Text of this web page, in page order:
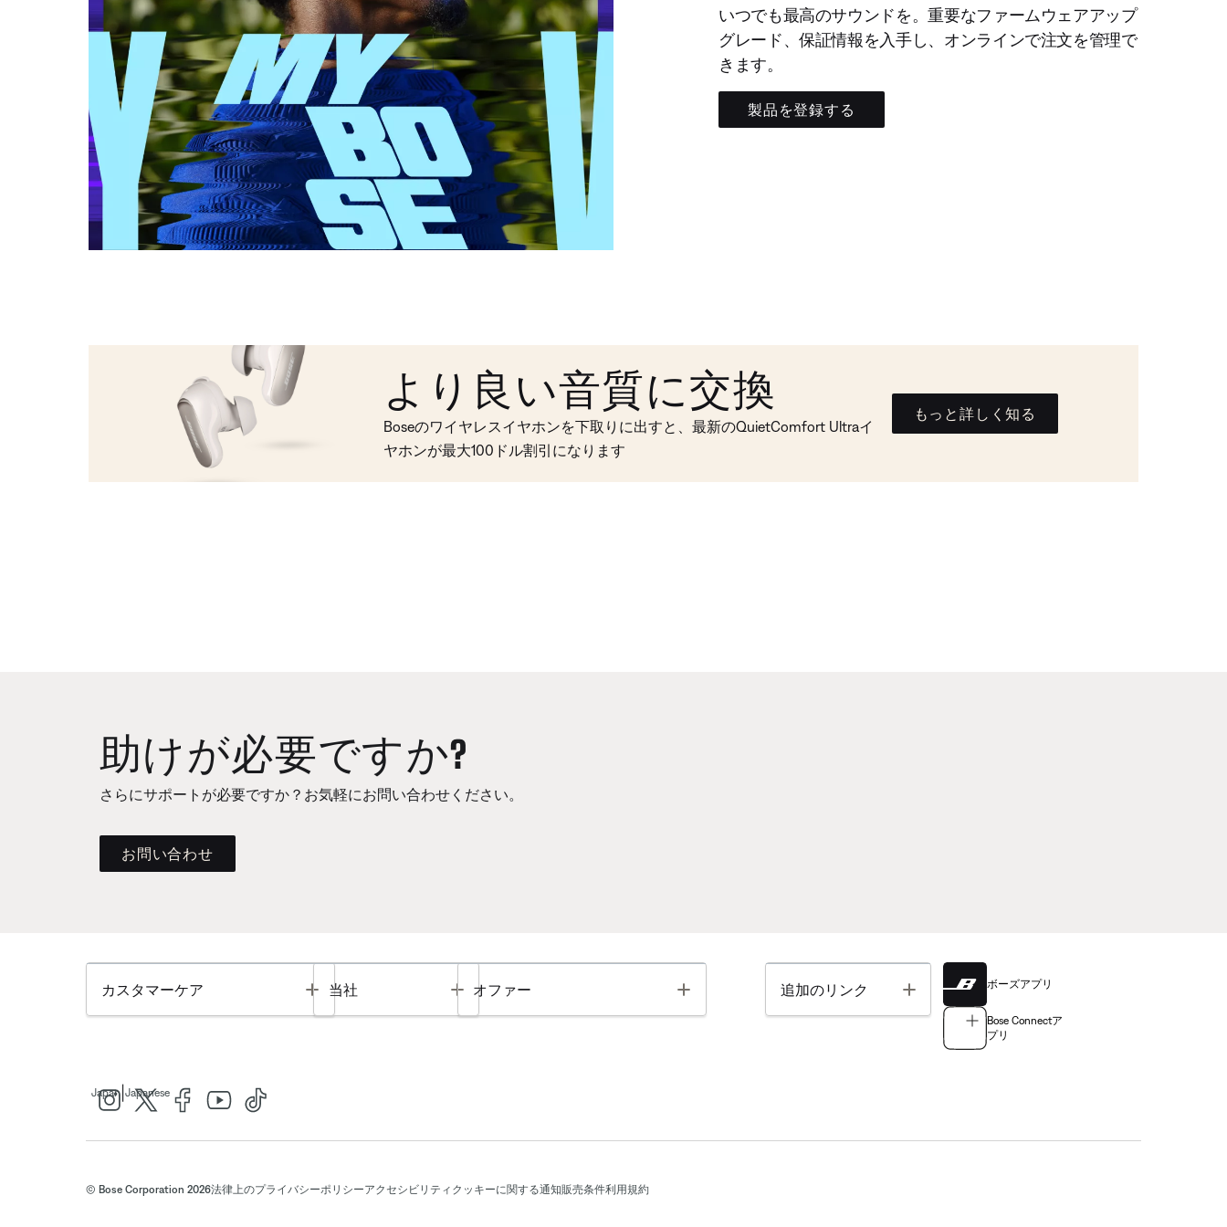
いつでも最高のサウンドを。重要なファームウェアアップ
グレード、保証情報を入手し、オンラインで注文を管理で
きます。
製品を登録する
より良い音質に交換
Boseのワイヤレスイヤホンを下取りに出すと、最新のQuietComfort Ultraイ
ヤホンが最大100ドル割引になります
もっと詳しく知る
助けが必要ですか?
さらにサポートが必要ですか？お気軽にお問い合わせください。
お問い合わせ
カスタマーケア Toggle
当社 Toggle
オファー Toggle 追加のリンク Toggle ボーズアプリ
Bose Connectア
プリ
Japan Japanese
© Bose Corporation 2026法律上のプライバシーポリシーアクセシビリティ クッキーに関する通知販売条件利用規約